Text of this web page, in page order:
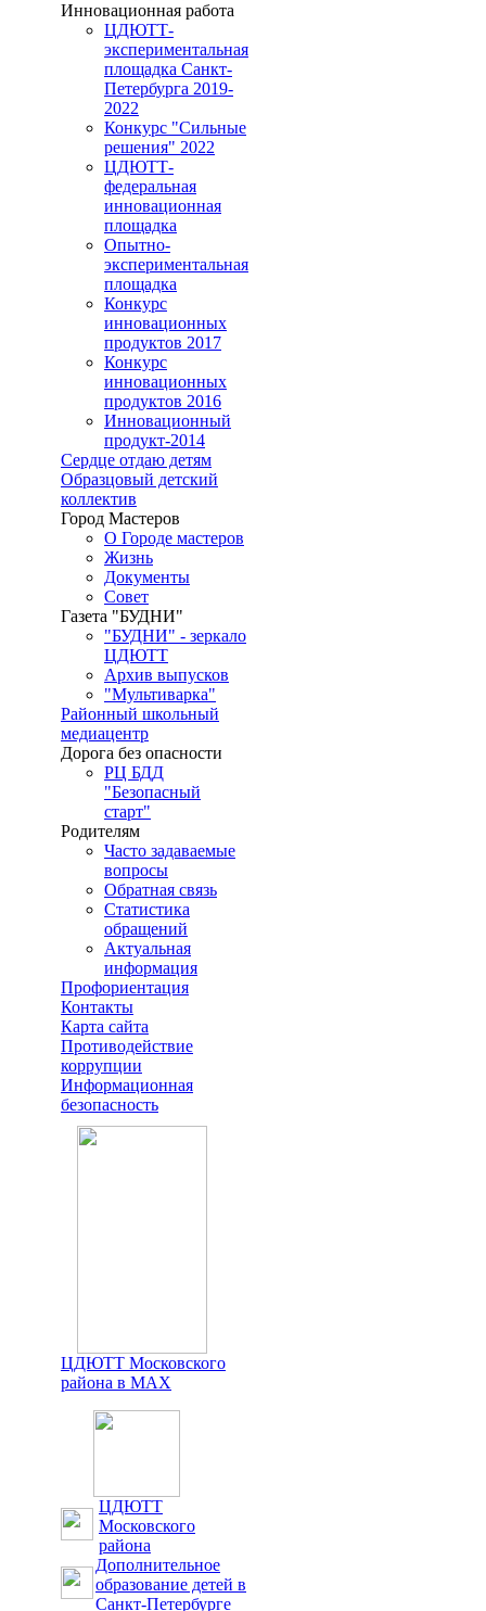
Инновационная работа
ЦДЮТТ-
экспериментальная
площадка Санкт-
Петербурга 2019-
2022
Конкурс "Сильные
решения" 2022
ЦДЮТТ-
федеральная
инновационная
площадка
Опытно-
экспериментальная
площадка
Конкурс
инновационных
продуктов 2017
Конкурс
инновационных
продуктов 2016
Инновационный
продукт-2014
Сердце отдаю детям
Образцовый детский
коллектив
Город Мастеров
О Городе мастеров
Жизнь
Документы
Совет
Газета "БУДНИ"
"БУДНИ" - зеркало
ЦДЮТТ
Архив выпусков
"Мультиварка"
Районный школьный
медиацентр
Дорога без опасности
РЦ БДД
"Безопасный
старт"
Родителям
Часто задаваемые
вопросы
Обратная связь
Статистика
обращений
Актуальная
информация
Профориентация
Контакты
Карта сайта
Противодействие
коррупции
Информационная
безопасность
ЦДЮТТ Московского
района в MAX
ЦДЮТТ
Московского
района
Дополнительное
образование детей в
Санкт-Петербурге